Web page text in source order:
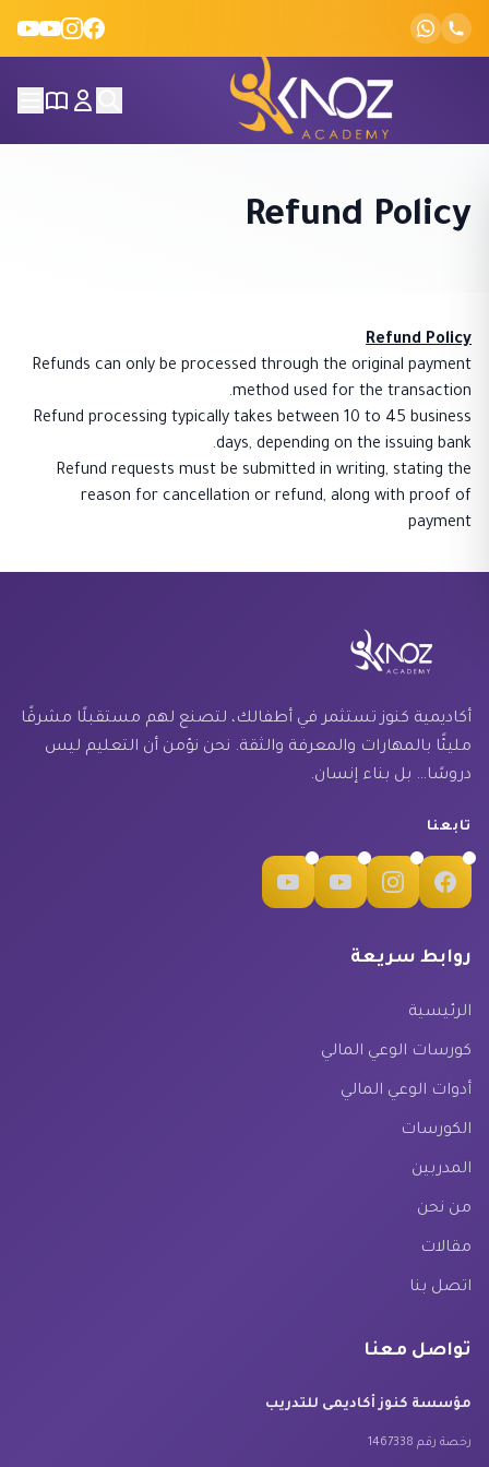
Skip to content
Refund Policy
Refund Policy
Refunds can only be processed through the original payment
method used for the transaction.
Refund processing typically takes between 10 to 45 business
days, depending on the issuing bank.
Refund requests must be submitted in writing, stating the
reason for cancellation or refund, along with proof of
payment
أكاديمية كنوز تستثمر في أطفالك، لتصنع لهم مستقبلًا مشرقًا
مليئًا بالمهارات والمعرفة والثقة. نحن نؤمن أن التعليم ليس
دروسًا… بل بناء إنسان.
تابعنا
روابط سريعة
الرئيسية
كورسات الوعي المالي
أدوات الوعي المالي
الكورسات
المدربين
من نحن
مقالات
اتصل بنا
تواصل معنا
مؤسسة كنوز أكاديمى للتدريب
رخصة رقم 1467338